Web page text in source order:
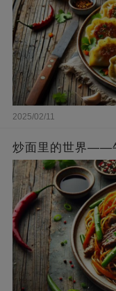
2025/02/11
炒面里的世界——